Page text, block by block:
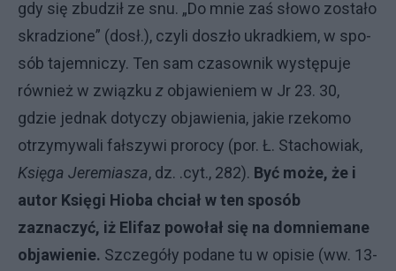
gdy się zbudził ze snu. „Do mnie zaś słowo zostało
skradzione” (dosł.), czyli doszło ukradkiem, w spo­
sób tajemniczy. Ten sam czasownik występuje
również w związku z obja­wieniem w Jr 23. 30,
gdzie jednak do­tyczy objawienia, jakie rzekomo
otrzymywali fałszywi prorocy (por. Ł. Sta­chowiak,
Księga Jeremiasza, dz. .cyt., 282). Być może, że i
autor Księgi Hioba chciał w ten sposób
zaznaczyć, iż Eli­faz powołał się na domniemane
obja­wienie. Szczegóły podane tu w opisie (ww. 13-